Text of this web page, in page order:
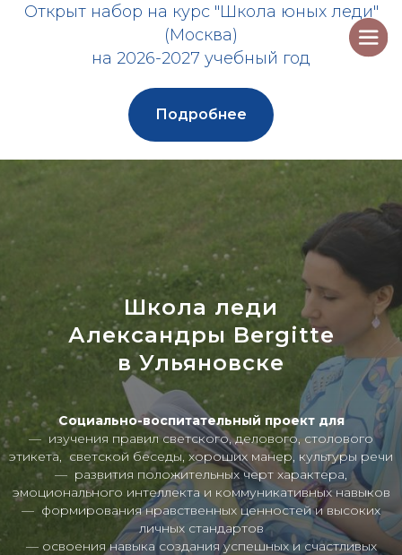
Открыт набор на курс "Школа юных леди"
(Москва)
на 2026-2027 учебный год
Подробнее
Школа леди
Александры Bergitte
в Ульяновске
Социально-воспитательный проект для
— изучения правил светского, делового, столового
этикета, светской беседы, хороших манер, культуры речи
— развития положительных черт характера,
эмоционального интеллекта и коммуникативных навыков
— формирования нравственных ценностей и высоких
личных стандартов
— освоения навыка создания успешных и счастливых